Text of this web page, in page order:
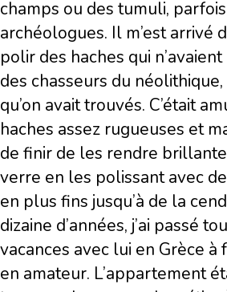
champs ou des tumuli,
archéologues. Il m’est arrivé
polir des haches qui
des chasseurs du
qu’on avait trouvés. C’était
haches assez rugueuses et
de finir de les rendre
verre en les polissant avec
en plus fins jusqu’à de la
dizaine d’années, j’ai passé
vacances avec lui en Grèce
en amateur. L’appartement